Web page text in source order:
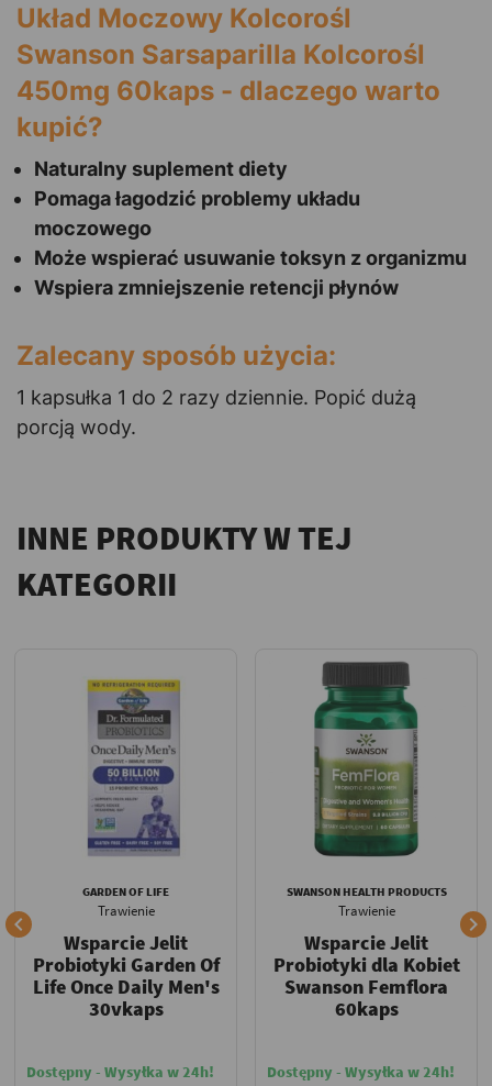
Układ Moczowy Kolcorośl
Swanson Sarsaparilla Kolcorośl
450mg 60kaps - dlaczego warto
kupić?
Naturalny suplement diety
Pomaga łagodzić problemy układu
moczowego
Może wspierać usuwanie toksyn z organizmu
Wspiera zmniejszenie retencji płynów
Zalecany sposób użycia:
1 kapsułka 1 do 2 razy dziennie. Popić dużą
porcją wody.
INNE PRODUKTY W TEJ
KATEGORII

GARDEN OF LIFE
Trawienie
Wsparcie Jelit
Probiotyki Garden Of
Life Once Daily Men's
30vkaps
Dostępny - Wysyłka w 24h!
SWANSON HEALTH PRODUCTS
Trawienie
Wsparcie Jelit
Probiotyki dla Kobiet
Swanson Femflora
60kaps
Dostępny - Wysyłka w 24h!
